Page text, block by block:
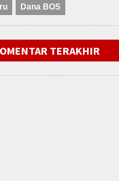
Dana BOS
TERAKHIR